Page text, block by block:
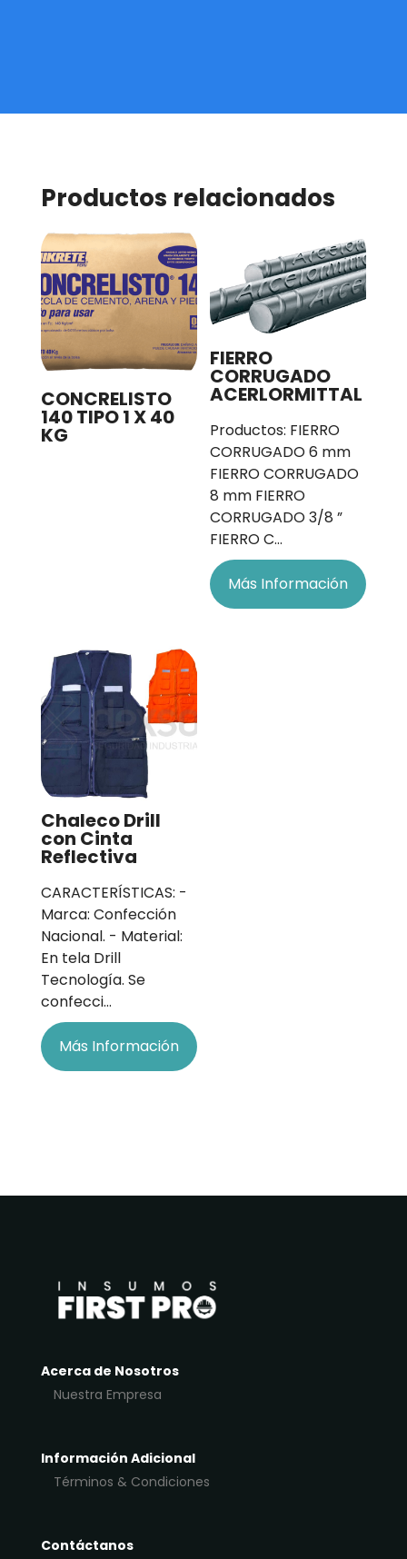
Productos relacionados
CONCRELISTO
140 TIPO 1 X 40
KG
FIERRO
CORRUGADO
ACERLORMITTAL
Productos: FIERRO
CORRUGADO 6 mm
FIERRO CORRUGADO
8 mm FIERRO
CORRUGADO 3/8 ”
FIERRO C…
Más Información
Chaleco Drill
con Cinta
Reflectiva
CARACTERÍSTICAS: -
Marca: Confección
Nacional. - Material:
En tela Drill
Tecnología. Se
confecci…
Más Información
Acerca de Nosotros
Nuestra Empresa
Información Adicional
Términos & Condiciones
Contáctanos